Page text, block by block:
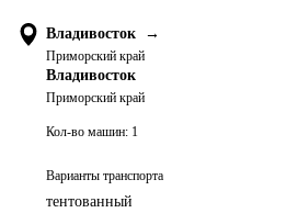
Владивосток →
Приморский край
Владивосток
Приморский край
Кол-во машин: 1
Варианты транспорта
тентованный